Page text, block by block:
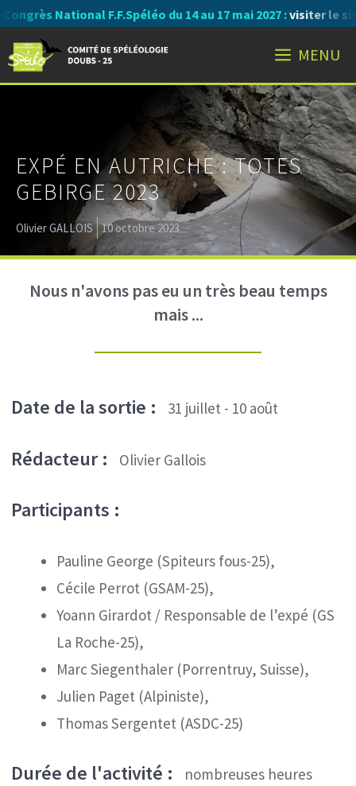
Aller
au
contenu
F.F.Spéléo du 14 au 17 mai 2027 :visiter le site
MENU
EXPÉ EN AUTRICHE : TOTES
GEBIRGE 2023
Olivier GALLOIS 10 octobre 2023
Nous n'avons pas eu un très beau temps
mais ...
Date de la sortie : 31 juillet - 10 août
Rédacteur : Olivier Gallois
Participants :
Pauline George (Spiteurs fous-25),
Cécile Perrot (GSAM-25),
Yoann Girardot / Responsable de l’expé (GS
La Roche-25),
Marc Siegenthaler (Porrentruy, Suisse),
Julien Paget (Alpiniste),
Thomas Sergentet (ASDC-25)
Durée de l'activité : nombreuses heures